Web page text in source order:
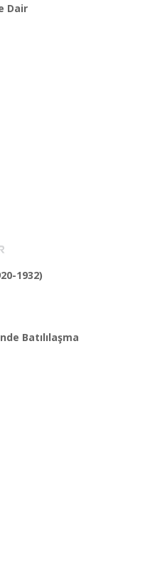
Dair
1932)
Batılılaşma